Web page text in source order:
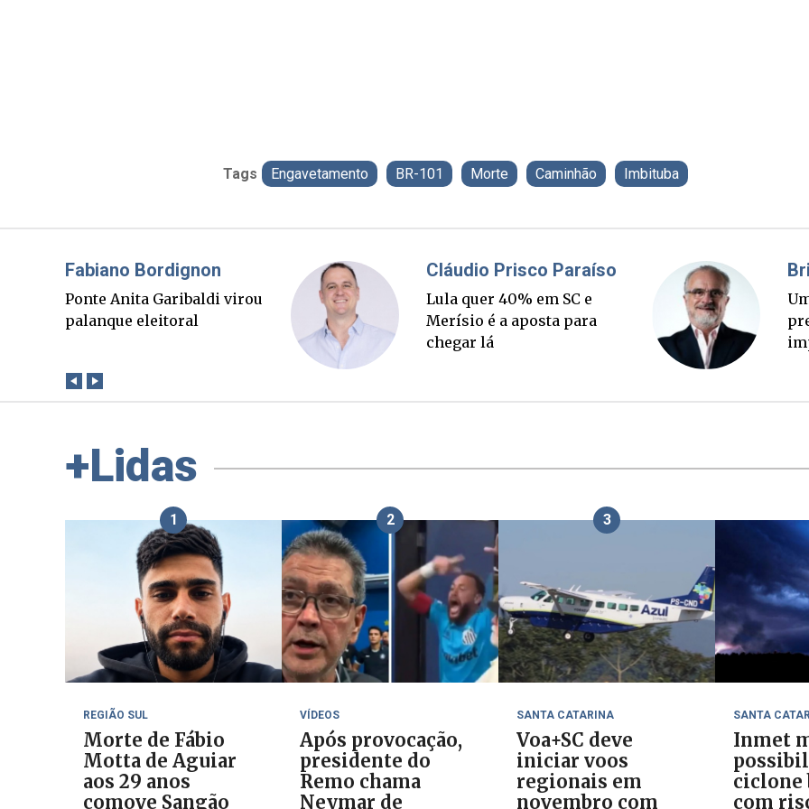
Tags Engavetamento BR-101 Morte Caminhão Imbituba
Misael Elias
O Boato corre mais rápido
que a verdade. Mas quem
Fabiano Bordignon
Ponte Anita Garibaldi virou
palanque eleitoral
+Lidas
1
REGIÃO SUL
Morte de Fábio
Motta de Aguiar
aos 29 anos
comove Sangão
2
VÍDEOS
Após provocação,
presidente do
Remo chama
Neymar de
3
SANTA CATARINA
Voa+SC deve
iniciar voos
regionais em
novembro com
SANTA
Inmet
ciclone
com